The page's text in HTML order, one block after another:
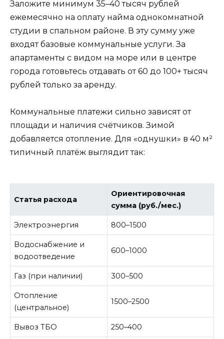
Заложите минимум 35–40 тысяч рублей
ежемесячно на оплату найма однокомнатной
студии в спальном районе. В эту сумму уже
входят базовые коммунальные услуги. За
апартаменты с видом на море или в центре
города готовьтесь отдавать от 60 до 100+ тысяч
рублей только за аренду.
Коммунальные платежи сильно зависят от
площади и наличия счётчиков. Зимой
добавляется отопление. Для «однушки» в 40 м²
типичный платёж выглядит так:
Статья расхода
Ориентировочная
сумма (руб./мес.)
Электроэнергия 800–1500
Водоснабжение и
водоотведение
600–1000
Газ (при наличии) 300–500
Отопление
(центральное)
1500–2500
Вывоз ТБО 250–400